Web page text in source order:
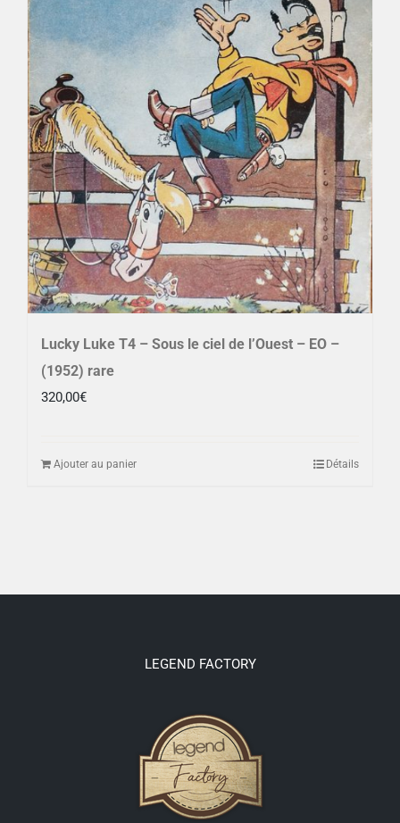
Lucky Luke T4 – Sous le ciel de l’Ouest – EO –
(1952) rare
320,00€
Ajouter au panier Détails
LEGEND FACTORY